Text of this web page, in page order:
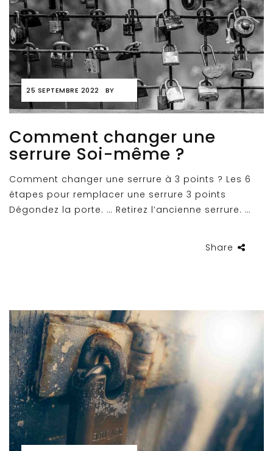
25 SEPTEMBRE 2022 BY
Comment changer une
serrure Soi-même ?
Comment changer une serrure à 3 points ? Les 6
étapes pour remplacer une serrure 3 points
Dégondez la porte. … Retirez l’ancienne serrure. …
Share